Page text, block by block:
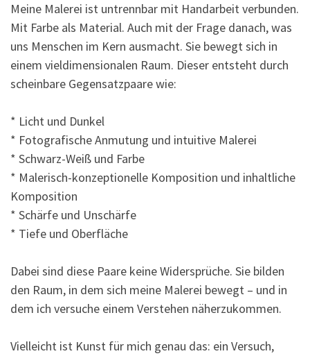
Meine Malerei ist untrennbar mit Handarbeit verbunden.
Mit Farbe als Material. Auch mit der Frage danach, was
uns Menschen im Kern ausmacht. Sie bewegt sich in
einem vieldimensionalen Raum. Dieser entsteht durch
scheinbare Gegensatzpaare wie:
* Licht und Dunkel
* Fotografische Anmutung und intuitive Malerei
* Schwarz-Weiß und Farbe
* Malerisch-konzeptionelle Komposition und inhaltliche
Komposition
* Schärfe und Unschärfe
* Tiefe und Oberfläche
Dabei sind diese Paare keine Widersprüche. Sie bilden
den Raum, in dem sich meine Malerei bewegt – und in
dem ich versuche einem Verstehen näherzukommen.
Vielleicht ist Kunst für mich genau das: ein Versuch,